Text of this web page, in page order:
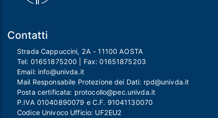
Contatti
Strada Cappuccini, 2A - 11100 AOSTA
Tel: 01651875200 | Fax:01651875203
Email: info@univda.it
Mail Responsabile Protezione dei Dati: rpd@univda.it
Posta certificata: protocollo@pec.univda.it
P.IVA 01040890079 e C.F. 91041130070
Codice Univoco Ufficio: UF2EU2